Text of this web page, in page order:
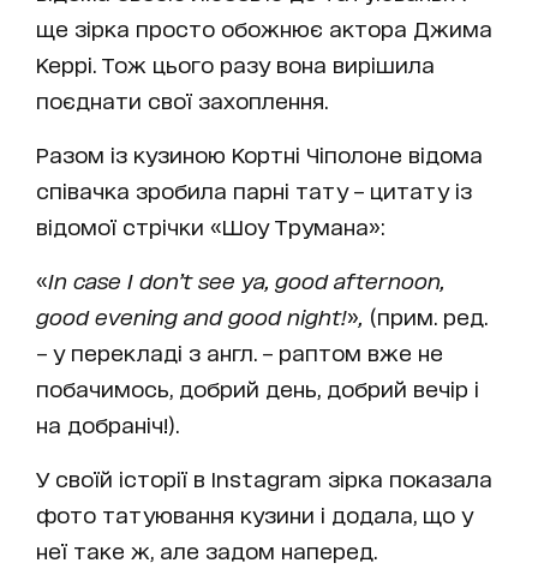
ще зірка просто обожнює актора Джима
Керрі. Тож цього разу вона вирішила
поєднати свої захоплення.
Разом із кузиною Кортні Чіполоне відома
співачка зробила парні тату – цитату із
відомої стрічки «Шоу Трумана»:
«In case I don’t see ya, good afternoon,
good evening and good night!» (прим. ред.
– у перекладі з англ. – раптом вже не
побачимось, добрий день, добрий вечір і
на добраніч!).
У своїй історії в Instagram зірка показала
фото татуювання кузини і додала, що у
неї таке ж, але задом наперед.